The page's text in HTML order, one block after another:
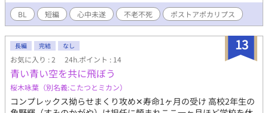
のクロスオーバーです。
BL 短編 心中未遂 不老不死 ポストアポカリプス
13
長編 完結 なし
お気に入り : 2 24h.ポイント : 14
青い青い空を共に飛ぼう
桜木咏葉（別名義:こたつとミカン）
コンプレックス拗らせまくり攻め✕寿命1ヶ月の受け 高校2年生の